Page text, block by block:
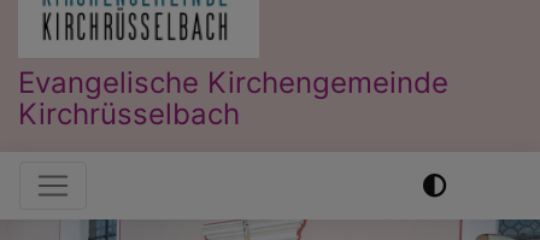
Evangelische Kirchengemeinde
Kirchrüsselbach
Hauptnavigation